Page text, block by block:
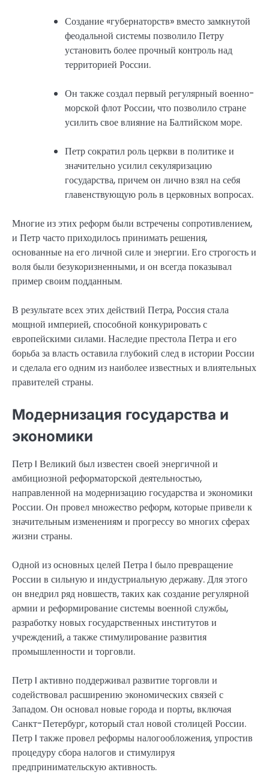
Создание «губернаторств» вместо замкнутой
феодальной системы позволило Петру
установить более прочный контроль над
территорией России.
Он также создал первый регулярный военно-
морской флот России, что позволило стране
усилить свое влияние на Балтийском море.
Петр сократил роль церкви в политике и
значительно усилил секуляризацию
государства, причем он лично взял на себя
главенствующую роль в церковных вопросах.
Многие из этих реформ были встречены сопротивлением,
и Петр часто приходилось принимать решения,
основанные на его личной силе и энергии. Его строгость и
воля были безукоризненными, и он всегда показывал
пример своим подданным.
В результате всех этих действий Петра, Россия стала
мощной империей, способной конкурировать с
европейскими силами. Наследие престола Петра и его
борьба за власть оставила глубокий след в истории России
и сделала его одним из наиболее известных и влиятельных
правителей страны.
Модернизация государства и
экономики
Петр I Великий был известен своей энергичной и
амбициозной реформаторской деятельностью,
направленной на модернизацию государства и экономики
России. Он провел множество реформ, которые привели к
значительным изменениям и прогрессу во многих сферах
жизни страны.
Одной из основных целей Петра I было превращение
России в сильную и индустриальную державу. Для этого
он внедрил ряд новшеств, таких как создание регулярной
армии и реформирование системы военной службы,
разработку новых государственных институтов и
учреждений, а также стимулирование развития
промышленности и торговли.
Петр I активно поддерживал развитие торговли и
содействовал расширению экономических связей с
Западом. Он основал новые города и порты, включая
Санкт-Петербург, который стал новой столицей России.
Петр I также провел реформы налогообложения, упростив
процедуру сбора налогов и стимулируя
предпринимательскую активность.